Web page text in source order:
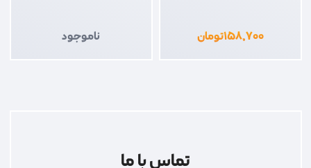
۱۵۸,۷۰۰تومان ناموجود
تماس با ما